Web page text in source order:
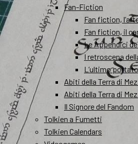
Fan-Fiction
Fan fiction,
Fan fiction, il
Le Appendici
I retroscena
L’ultimo
Abiti della Terra di
Abiti della Terra di
Il Signore del Fandom
Tolkien a Fumetti
Tolkien Calendars